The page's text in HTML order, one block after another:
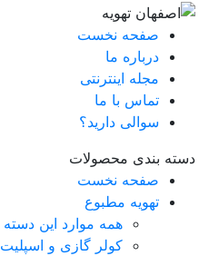
صفحه نخست
درباره ما
مجله اینترنتی
تماس با ما
سوالی دارید؟
دسته بندی محصولات
صفحه نخست
تهویه مطبوع
همه موارد این دسته
کولر گازی و اسپلیت